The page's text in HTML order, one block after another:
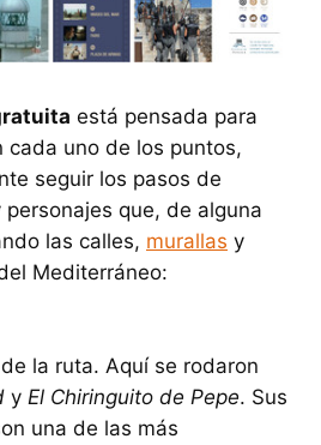
está pensada para
cada uno de los puntos,
seguir los pasos de
que, de alguna
las calles, murallas y
Mediterráneo:
la ruta. Aquí se rodaron
y El Chiringuito de Pepe. Sus
una de las más